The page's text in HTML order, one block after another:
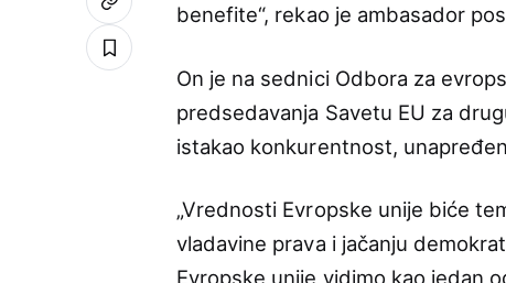
benefite“, rekao je ambasador
On je na sednici Odbora za
predsedavanja Savetu EU za
istakao konkurentnost,
„Vrednosti Evropske unije biće
vladavine prava i jačanju
Evropske unije vidimo kao jedan